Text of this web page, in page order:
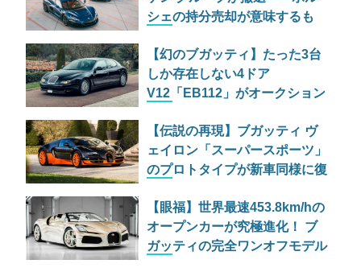
シェの持分売却が意味するも
ア ビジネス回帰の全貌
【幻のブガッティ】たった3台
しか存在しない4ドア
V12「EB112」がオークション
【伝説の再現】ブガッティ ヴ
ェイロン「スーパースポーツ」
のプロトタイプが新車同様に復
【眼福】世界最速453.8km/hの
オープンカーが究極進化！ ブ
ガッティの完全ワンオフモデル